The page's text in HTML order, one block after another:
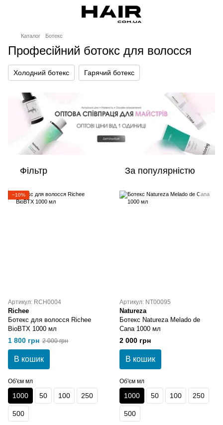
Каталог Ботекс
Професійний ботокс для волосся
Холодний ботекс Гарячий ботекс
Фільтр За популярністю
−10%
Артикул: RCH0004
Richee
Ботекс для волосся Richee
BioBTX 1000 мл
1 800 грн 2 000 грн
В кошик
Об'єм мл
1000 50 100 250
500
Артикул: NT00095
Natureza
Ботекс Natureza Melado de
Cana 1000 мл
2 000 грн
В кошик
Об'єм мл
1000 50 100 250
500